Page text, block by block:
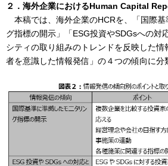
２．海外企業におけるHuman Capital
本稿では、海外企業のHCRを、「国際基
グ指標の開示」「ESG投資やSDGsへの対
シティの取り組みのトレンドを反映した
者を意識した情報発信」の４つの傾向に分